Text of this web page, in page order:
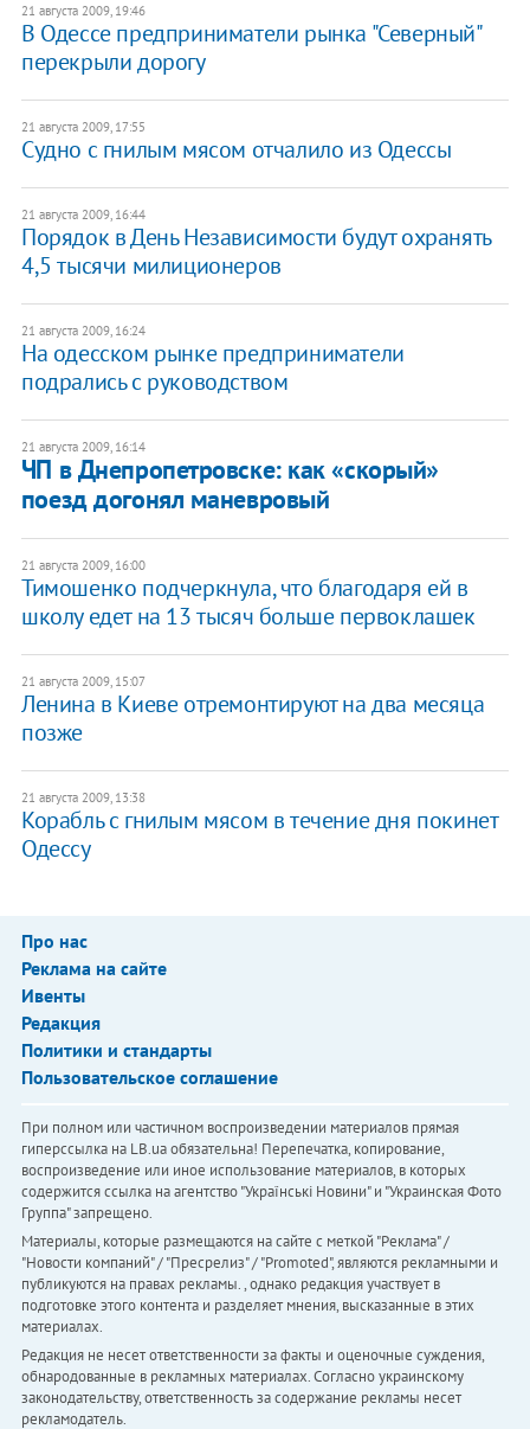
21 августа 2009, 19:46
В Одессе предприниматели рынка "Северный"
перекрыли дорогу
21 августа 2009, 17:55
Судно с гнилым мясом отчалило из Одессы
21 августа 2009, 16:44
Порядок в День Независимости будут охранять
4,5 тысячи милиционеров
21 августа 2009, 16:24
На одесском рынке предприниматели
подрались с руководством
21 августа 2009, 16:14
ЧП в Днепропетровске: как «скорый»
поезд догонял маневровый
21 августа 2009, 16:00
Тимошенко подчеркнула, что благодаря ей в
школу едет на 13 тысяч больше первоклашек
21 августа 2009, 15:07
Ленина в Киеве отремонтируют на два месяца
позже
21 августа 2009, 13:38
Корабль с гнилым мясом в течение дня покинет
Одессу
Про нас
Реклама на сайте
Ивенты
Редакция
Политики и стандарты
Пользовательское соглашение
При полном или частичном воспроизведении материалов прямая
гиперссылка на LB.ua обязательна! Перепечатка, копирование,
воспроизведение или иное использование материалов, в которых
содержится ссылка на агентство "Українськi Новини" и "Украинская Фото
Группа" запрещено.
Материалы, которые размещаются на сайте с меткой "Реклама" /
"Новости компаний" / "Пресрелиз" / "Promoted", являются рекламными и
публикуются на правах рекламы. , однако редакция участвует в
подготовке этого контента и разделяет мнения, высказанные в этих
материалах.
Редакция не несет ответственности за факты и оценочные суждения,
обнародованные в рекламных материалах. Согласно украинскому
законодательству, ответственность за содержание рекламы несет
рекламодатель.